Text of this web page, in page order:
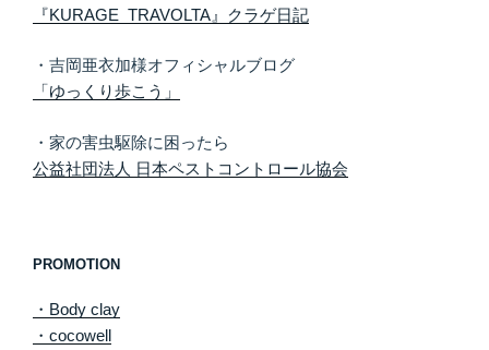
『KURAGE TRAVOLTA』クラゲ日記
・吉岡亜衣加様オフィシャルブログ
「ゆっくり歩こう」
・家の害虫駆除に困ったら
公益社団法人 日本ペストコントロール協会
PROMOTION
・Body clay
・cocowell